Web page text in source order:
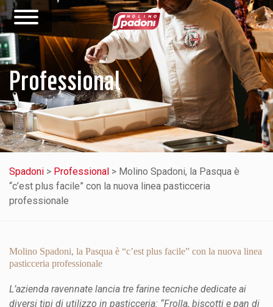
Professional
Spadoni > Professional > Molino Spadoni, la Pasqua è
“c’est plus facile” con la nuova linea pasticceria
professionale
Molino Spadoni, la Pasqua è “c’est plus facile” con la nuova linea
pasticceria professionale
L’azienda ravennate lancia tre farine tecniche dedicate ai
diversi tipi di utilizzo in pasticceria: “Frolla, biscotti e pan di